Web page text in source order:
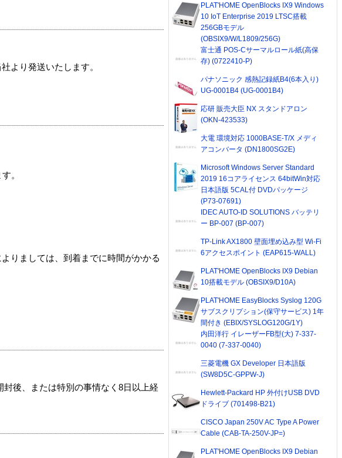
より発送いたします。
。
りましては、到着までに時間がかかる
後、または特別の事情なく8日以上経
PLAT'HOME OpenBlocks IX9 Windows
10 IoT Enterprise 2019 LTSC搭載
256GBモデル
(OBSIX9/W/L1809/256G)
富士通 POS-Cサーマルロール紙(高保
存) (0722410-P)
パナソニック 感熱記録紙B4(6本入り)
UG-0001B4 (UG-0001B4)
応研 販売大臣 NX スタンドアロン
(OKN-423533)
大電 環境対応 1000BASE-T/X メディ
アコンバータ (DN1800SG2E)
Microsoft Windows Server Standard
2019 16コアライセンス 64bitWin対応
日本語版 5CAL付 DVDパッケージ
(P73-07691)
IDEC AUTO-ID SOLUTIONS バッテリ
ー BP-007 (BP-007)
TP-Link AX1800 壁面埋め込み型 Wi-Fi
6アクセスポイント (EAP615-WALL)
PLAT'HOME OpenBlocks IX9 Debian
10搭載モデル (OBSIX9/D10A)
PLAT'HOME EasyBlocks Syslog 120G
サブスクリプション(保守サービス) 1年
間付き (EBIX/SYSLOG120G/1Y)
内田洋行 イレーザーFB型(大) 7-337-
0040 (7-337-0040)
三菱電機 GX Developer 日本語版
(SW8D5C-GPPW-J)
Hewlett-Packard HP 外付けUSB DVD
ドライブ (701498-B21)
CISCO Japan 250V AC Type A Power
Cable (CAB-TA-250V-JP=)
PLAT'HOME OpenBlocks IX9 Debian